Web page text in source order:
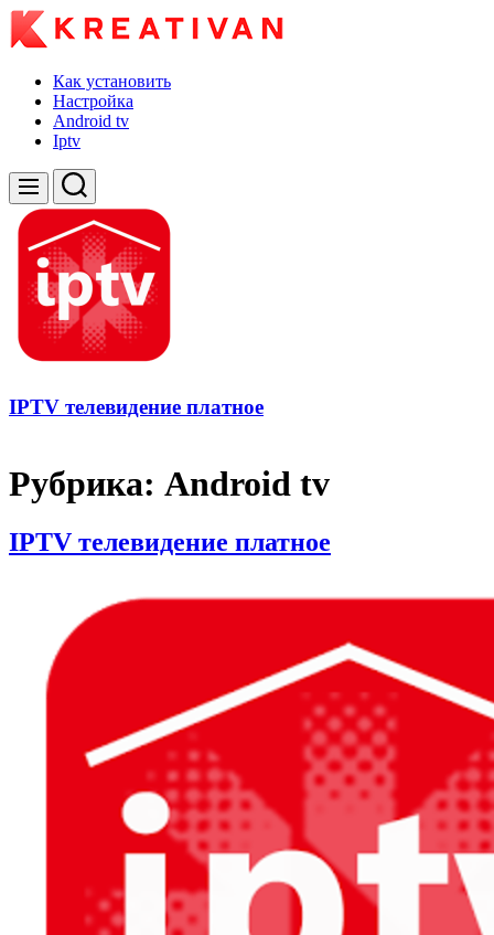
Skip
to
Как установить
Настройка
Android tv
Iptv
Menu Search
IPTV телевидение платное
Рубрика: Android tv
IPTV телевидение платное